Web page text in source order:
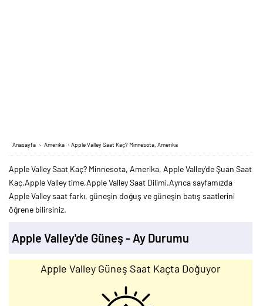
Anasayfa › Amerika › Apple Valley Saat Kaç? Minnesota, Amerika
Apple Valley Saat Kaç? Minnesota, Amerika, Apple Valley'de Şuan Saat
Kaç,Apple Valley time,Apple Valley Saat Dilimi.Ayrıca sayfamızda
Apple Valley saat farkı, güneşin doğuş ve güneşin batış saatlerini
öğrene bilirsiniz.
Apple Valley'de Güneş - Ay Durumu
Apple Valley Güneş Saat Kaçta Doğuyor